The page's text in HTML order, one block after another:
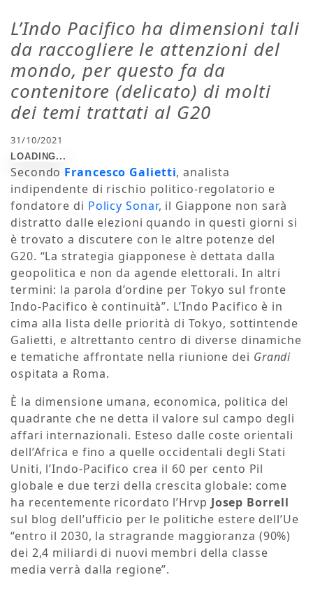
L’Indo Pacifico ha dimensioni tali
da raccogliere le attenzioni del
mondo, per questo fa da
contenitore (delicato) di molti
dei temi trattati al G20
31/10/2021
Secondo Francesco Galietti, analista
indipendente di rischio politico-regolatorio e
fondatore di Policy Sonar, il Giappone non sarà
distratto dalle elezioni quando in questi giorni si
è trovato a discutere con le altre potenze del
G20. “La strategia giapponese è dettata dalla
geopolitica e non da agende elettorali. In altri
termini: la parola d’ordine per Tokyo sul fronte
Indo-Pacifico è continuità”. L’Indo Pacifico è in
cima alla lista delle priorità di Tokyo, sottintende
Galietti, e altrettanto centro di diverse dinamiche
e tematiche affrontate nella riunione dei Grandi
ospitata a Roma.
È la dimensione umana, economica, politica del
quadrante che ne detta il valore sul campo degli
affari internazionali. Esteso dalle coste orientali
dell’Africa e fino a quelle occidentali degli Stati
Uniti, l’Indo-Pacifico crea il 60 per cento Pil
globale e due terzi della crescita globale: come
ha recentemente ricordato l’Hrvp Josep Borrell
sul blog dell’ufficio per le politiche estere dell’Ue
“entro il 2030, la stragrande maggioranza (90%)
dei 2,4 miliardi di nuovi membri della classe
media verrà dalla regione”.